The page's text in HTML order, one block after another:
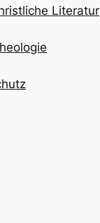
Literatur